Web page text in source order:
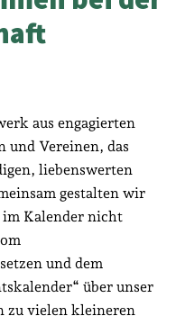
aus engagierten
und Vereinen, das
liebenswerten
gestalten wir
Kalender nicht
und dem
über unser
zu vielen kleineren